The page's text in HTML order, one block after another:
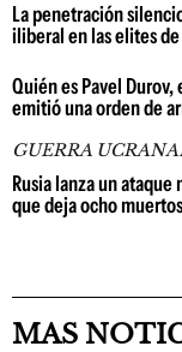
La penetración
iliberal en las elites
Quién es Pavel
emitió una orden de
GUERRA
Rusia lanza un
que deja ocho
MAS